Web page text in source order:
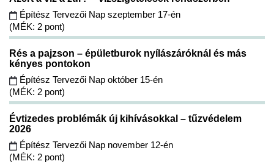
Építész Tervezői Nap szeptember 17-én
(MÉK: 2 pont)
Rés a pajzson – épületburok nyílászáróknál és más
kényes pontokon
Építész Tervezői Nap október 15-én
(MÉK: 2 pont)
Évtizedes problémák új kihívásokkal – tűzvédelem
2026
Építész Tervezői Nap november 12-én
(MÉK: 2 pont)